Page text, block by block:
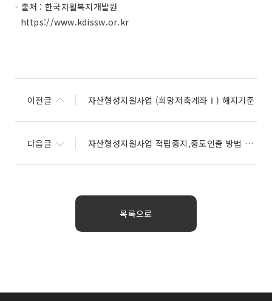
- 출처 : 한국자활복지개발원
https://www.kdissw.or.kr
이전글 자산형성지원사업 (희망저축계좌Ⅰ) 해지기준
다음글 자산형성지원사업 적립중지,중도인출 방법 안내
목록으로